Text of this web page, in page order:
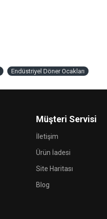
Endüstriyel Döner Ocakları
Müşteri Servisi
İletişim
Ürün İadesi
Site Haritası
Blog